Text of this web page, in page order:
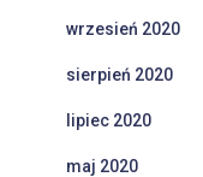
wrzesień 2020
sierpień 2020
lipiec 2020
maj 2020